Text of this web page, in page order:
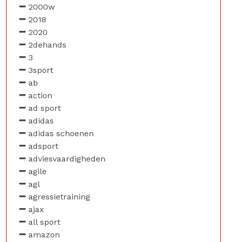
2000w
2018
2020
2dehands
3
3sport
ab
action
ad sport
adidas
adidas schoenen
adsport
adviesvaardigheden
agile
agl
agressietraining
ajax
all sport
amazon